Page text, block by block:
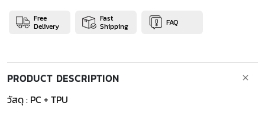
Free
Delivery
Fast
Shipping FAQ
PRODUCT DESCRIPTION
วัสดุ : PC + TPU